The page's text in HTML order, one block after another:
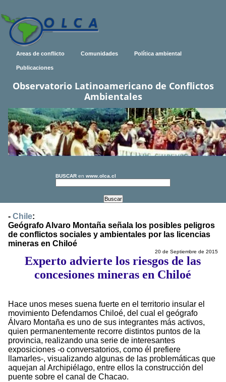
Areas de conflicto Comunidades Política ambiental
Publicaciones
Observatorio Latinoamericano de Conflictos
Ambientales
BUSCAR en www.olca.cl
- Chile:
Geógrafo Alvaro Montaña señala los posibles peligros
de conflictos sociales y ambientales por las licencias
mineras en Chiloé
20 de Septiembre de 2015
Experto advierte los riesgos de las
concesiones mineras en Chiloé
Hace unos meses suena fuerte en el territorio insular el
movimiento Defendamos Chiloé, del cual el geógrafo
Álvaro Montaña es uno de sus integrantes más activos,
quien permanentemente recorre distintos puntos de la
provincia, realizando una serie de interesantes
exposiciones -o conversatorios, como él prefiere
llamarles-, visualizando algunas de las problemáticas que
aquejan al Archipiélago, entre ellos la construcción del
puente sobre el canal de Chacao.